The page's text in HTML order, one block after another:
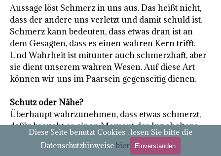
Aussage löst Schmerz in uns aus. Das heißt nicht,
dass der andere uns verletzt und damit schuld ist.
Schmerz kann bedeuten, dass etwas dran ist an
dem Gesagten, dass es einen wahren Kern trifft.
Und Wahrheit ist mitunter auch schmerzhaft, aber
sie dient unserem wahren Wesen. Auf diese Art
können wir uns im Paarsein gegenseitig dienen.
Schutz oder Nähe?
Überhaupt wahrzunehmen, dass etwas schmerzt,
dafür braucht es einen Moment des Innehaltens.
Nicht sofort reagieren. Anhalten und wahrnehmen
– was löst das Gesagte in mir aus? In meinem
Diese Seite benutzt Cookies , lesen Sie bitte die
Datenschutzhinweise hier Einverstanden